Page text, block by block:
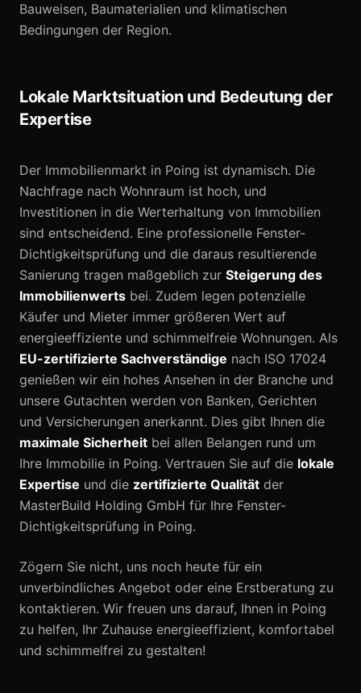
Bauweisen, Baumaterialien und klimatischen
Bedingungen der Region.
Lokale Marktsituation und Bedeutung der
Expertise
Der Immobilienmarkt in Poing ist dynamisch. Die
Nachfrage nach Wohnraum ist hoch, und
Investitionen in die Werterhaltung von Immobilien
sind entscheidend. Eine professionelle Fenster-
Dichtigkeitsprüfung und die daraus resultierende
Sanierung tragen maßgeblich zur Steigerung des
Immobilienwerts bei. Zudem legen potenzielle
Käufer und Mieter immer größeren Wert auf
energieeffiziente und schimmelfreie Wohnungen. Als
EU-zertifizierte Sachverständige nach ISO 17024
genießen wir ein hohes Ansehen in der Branche und
unsere Gutachten werden von Banken, Gerichten
und Versicherungen anerkannt. Dies gibt Ihnen die
maximale Sicherheit bei allen Belangen rund um
Ihre Immobilie in Poing. Vertrauen Sie auf die lokale
Expertise und die zertifizierte Qualität der
MasterBuild Holding GmbH für Ihre Fenster-
Dichtigkeitsprüfung in Poing.
Zögern Sie nicht, uns noch heute für ein
unverbindliches Angebot oder eine Erstberatung zu
kontaktieren. Wir freuen uns darauf, Ihnen in Poing
zu helfen, Ihr Zuhause energieeffizient, komfortabel
und schimmelfrei zu gestalten!